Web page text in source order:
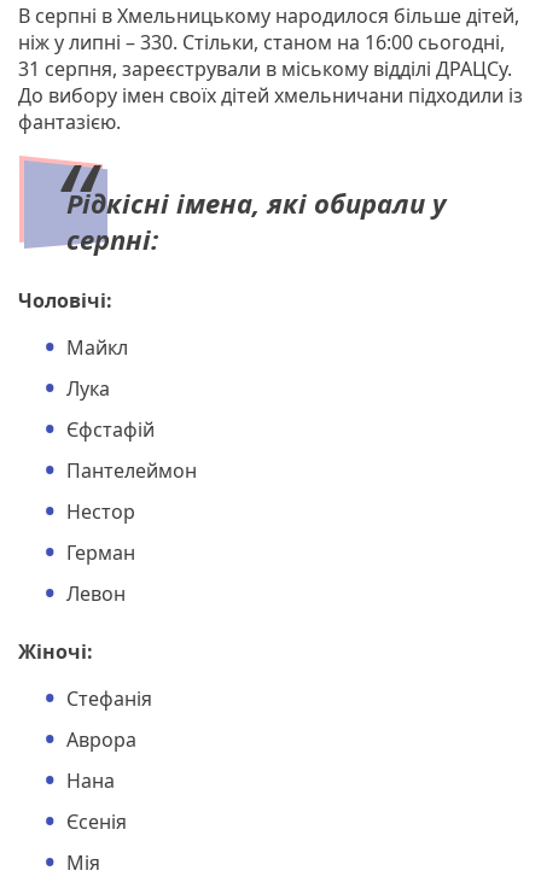
В серпні в Хмельницькому народилося більше дітей,
ніж у липні – 330. Стільки, станом на 16:00 сьогодні,
31 серпня, зареєстрували в міському відділі ДРАЦСу.
До вибору імен своїх дітей хмельничани підходили із
фантазією.
Рідкісні імена, які обирали у
серпні:
Чоловічі:
Майкл
Лука
Єфстафій
Пантелеймон
Нестор
Герман
Левон
Жіночі:
Стефанія
Аврора
Нана
Єсенія
Мія